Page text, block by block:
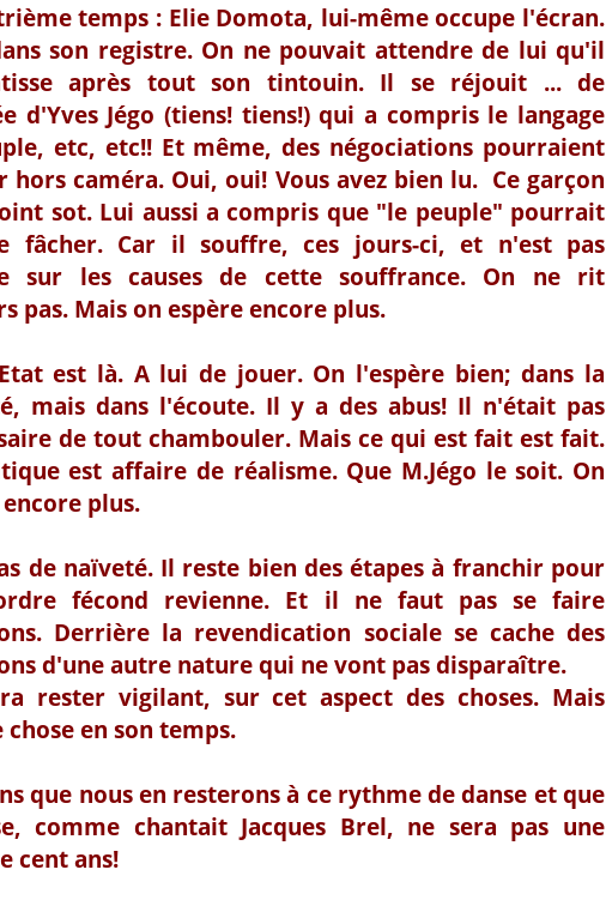
temps : Elie Domota, lui-même occupe l'écran.
son registre. On ne pouvait attendre de lui qu'il
après tout son tintouin. Il se réjouit ... de
d'Yves Jégo (tiens! tiens!) qui a compris le langage
etc, etc!! Et même, des négociations pourraient
hors caméra. Oui, oui! Vous avez bien lu. Ce garçon
sot. Lui aussi a compris que "le peuple" pourrait
fâcher. Car il souffre, ces jours-ci, et n'est pas
sur les causes de cette souffrance. On ne rit
pas. Mais on espère encore plus.
est là. A lui de jouer. On l'espère bien; dans la
mais dans l'écoute. Il y a des abus! Il n'était pas
de tout chambouler. Mais ce qui est fait est fait.
est affaire de réalisme. Que M.Jégo le soit. On
plus.
de naïveté. Il reste bien des étapes à franchir pour
fécond revienne. Et il ne faut pas se faire
Derrière la revendication sociale se cache des
d'une autre nature qui ne vont pas disparaître.
rester vigilant, sur cet aspect des choses. Mais
chose en son temps.
que nous en resterons à ce rythme de danse et que
comme chantait Jacques Brel, ne sera pas une
cent ans!